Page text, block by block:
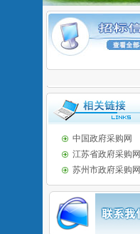
中国政府采购网
江苏省政府采购网
苏州市政府采购网